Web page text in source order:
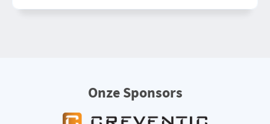
Onze Sponsors